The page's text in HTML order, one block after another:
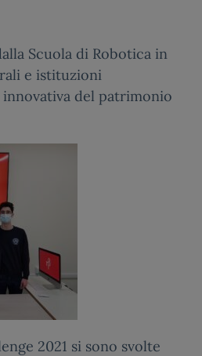
Scuola di Robotica in
e istituzioni
del patrimonio
2021 si sono svolte